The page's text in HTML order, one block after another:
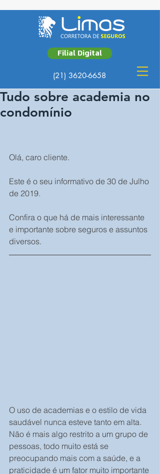
Filial Digital
(21) 3620-6658
Tudo sobre academia no
condomínio
Olá, caro cliente.
Este é o seu informativo de 30 de Julho
de 2019.
Confira o que há de mais interessante
e importante sobre seguros e assuntos
diversos.
O uso de academias e o estilo de vida
saudável nunca esteve tanto em alta.
Não é mais algo restrito a um grupo de
pessoas, todo muito está se
preocupando mais com a saúde, e a
praticidade é um fator muito importante